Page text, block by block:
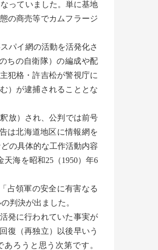
っていました。単に基地
の商売等でカムフラージ
パイ網の活動を活発化さ
ちの自衛隊）の編成や配
犯格・許吉松が警視庁に
）が逮捕されることとな
放）され、公判では前号
は北海道地区に情報網を
の具体的な工作活動内容
海を昭和25（1950）年6
占領軍の安全に有害なる
判決が出ました。
発に行われていた事実が
復（再独立）以後早いう
ろうと思う次第です。